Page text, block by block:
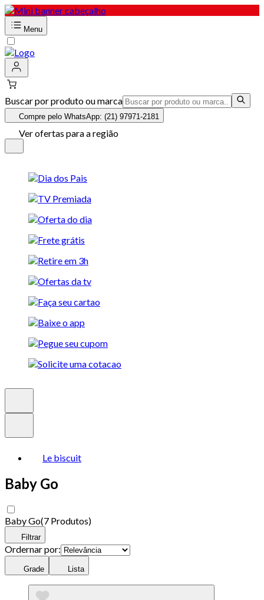
Menu
Buscar por produto ou marca
Compre pelo WhatsApp: (21) 97971-2181
Ver ofertas para a região
Le biscuit
Baby Go
Baby Go(7 Produtos)
Filtrar
Ordernar por:
Grade Lista